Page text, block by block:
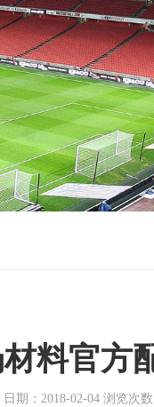
料官方
期：2018-02-04 浏览次数